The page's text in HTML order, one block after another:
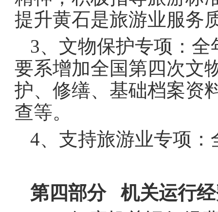
提升黄石是旅游业服务
3、文物保护专项：
要系增加全国第四次文
护、修缮、基础档案资
查等。
4、支持旅游业专项
第四部分 机关运行